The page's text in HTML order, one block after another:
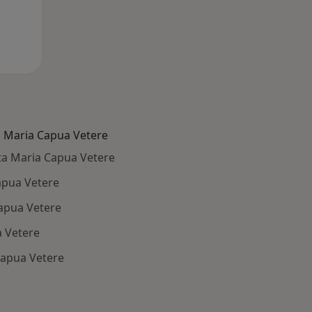
Capua Vetere
Maria Capua Vetere
Vetere
Vetere
Vetere
Vetere